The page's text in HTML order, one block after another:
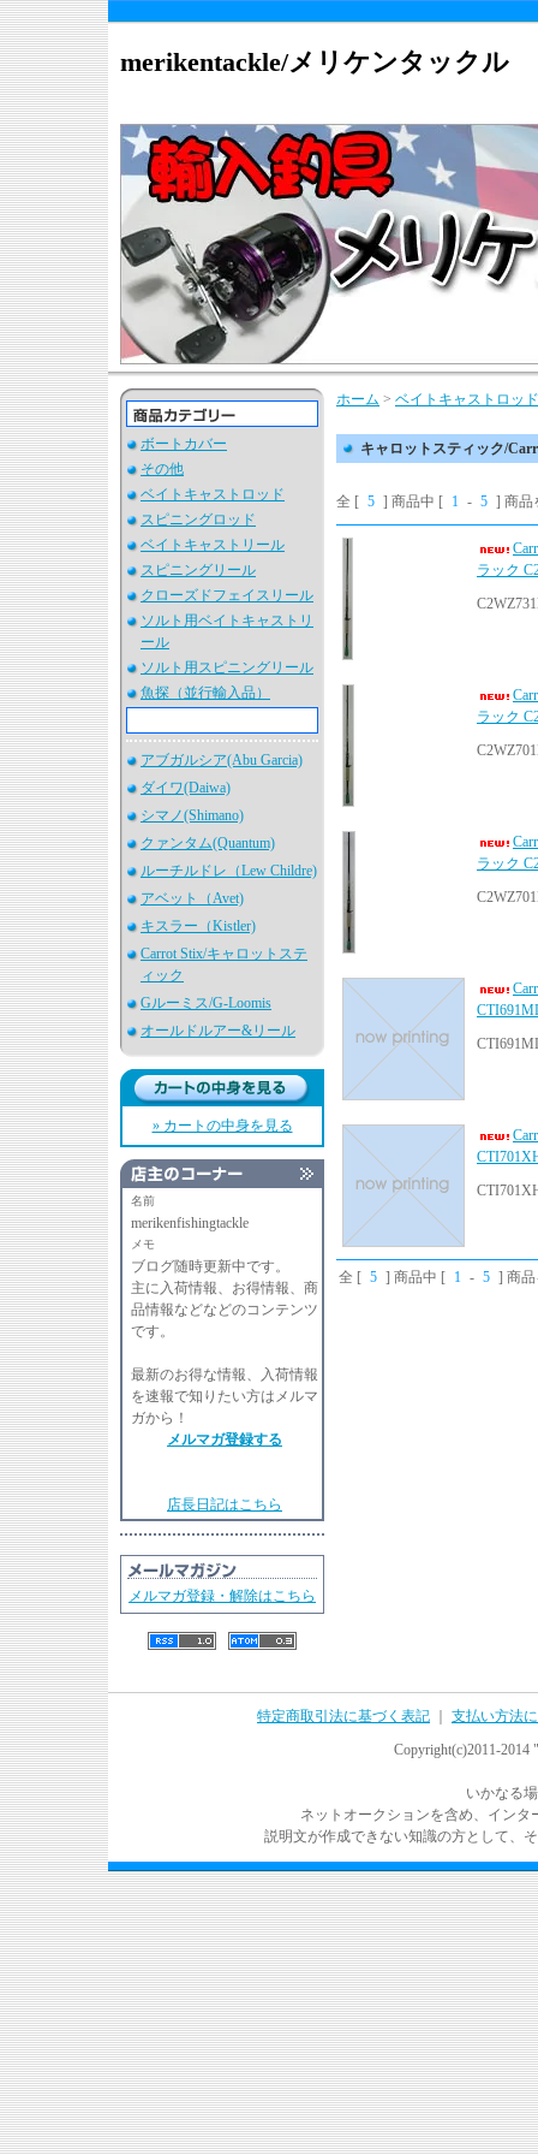
merikentackle/メリケンタックル
ボートカバー
その他
ベイトキャストロッド
スピニングロッド
ベイトキャストリール
スピニングリール
クローズドフェイスリール
ソルト用ベイトキャストリ
ール
ソルト用スピニングリール
魚探（並行輸入品）
アブガルシア(Abu Garcia)
ダイワ(Daiwa)
シマノ(Shimano)
クァンタム(Quantum)
ルーチルドレ（Lew Childre)
アベット（Avet)
キスラー（Kistler)
Carrot Stix/キャロットステ
ィック
Gルーミス/G-Loomis
オールドルアー&リール
» カートの中身を見る
名前
merikenfishingtackle
メモ
ブログ随時更新中です。
主に入荷情報、お得情報、商
品情報などなどのコンテンツ
です。
最新のお得な情報、入荷情報
を速報で知りたい方はメルマ
ガから！
メルマガ登録する
店長日記はこちら
メルマガ登録・解除はこちら
ホーム > ベイトキャストロッド
キャロットスティック/
全 [ 5 ] 商品中 [ 1 - 5 ] 商品
ラック
ラック
ラック
全 [ 5 ] 商品中 [ 1 - 5 ] 商
特定商取引法に基づく表記
支払い方法
Copyright(c)2011-2014
いかなる
ネットオークションを含め、イン
説明文が作成できない知識の方として、